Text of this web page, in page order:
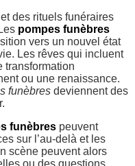
des rituels funéraires
pompes funèbres
vers un nouvel état
Les rêves qui incluent
transformation
ou une renaissance.
funèbres deviennent des
funèbres peuvent
sur l’au-delà et les
scène peuvent alors
ou des questions